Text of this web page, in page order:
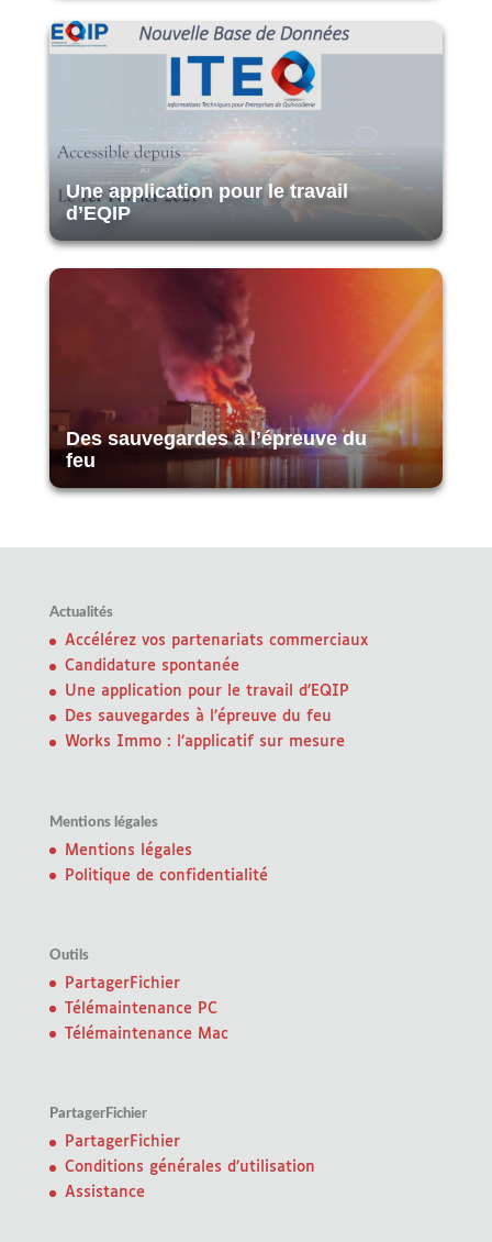
Une application pour le travail
d’EQIP
Des sauvegardes à l’épreuve du
feu
Actualités
Accélérez vos partenariats commerciaux
Candidature spontanée
Une application pour le travail d’EQIP
Des sauvegardes à l’épreuve du feu
Works Immo : l’applicatif sur mesure
Mentions légales
Mentions légales
Politique de confidentialité
Outils
PartagerFichier
Télémaintenance PC
Télémaintenance Mac
PartagerFichier
PartagerFichier
Conditions générales d’utilisation
Assistance